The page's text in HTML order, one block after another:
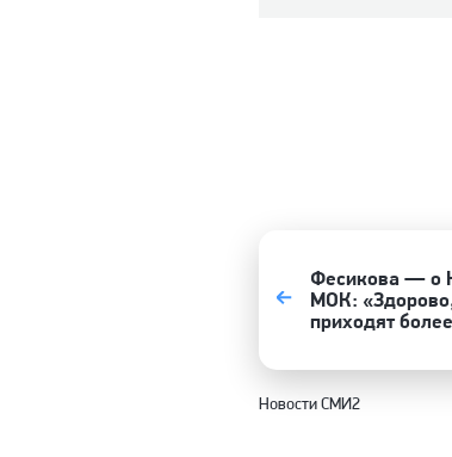
Фесикова — о
МОК:
приходят
Новости СМИ2